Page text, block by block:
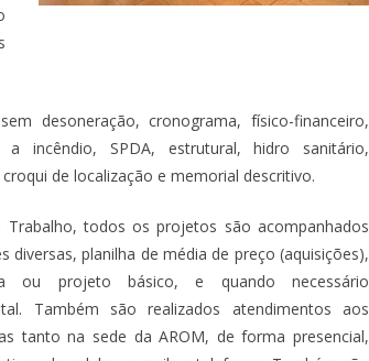
desoneração, cronograma, físico-financeiro,
incêndio, SPDA, estrutural, hidro sanitário,
de localização e memorial descritivo.
todos os projetos são acompanhados
diversas, planilha de média de preço (aquisições),
ou projeto básico, e quando necessário
Também são realizados atendimentos aos
tanto na sede da AROM, de forma presencial,